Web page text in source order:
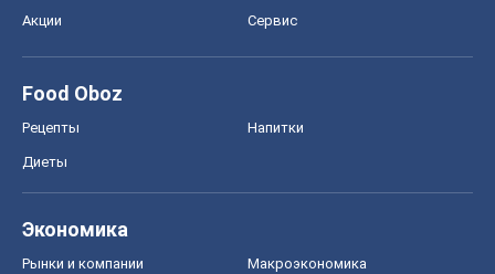
Акции Сервис
Food Oboz
Рецепты Напитки
Диеты
Экономика
Рынки и компании Mакроэкономика